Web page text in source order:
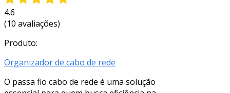
4.6
(10 avaliações)
Produto:
Organizador de cabo de rede
O passa fio cabo de rede é uma solução